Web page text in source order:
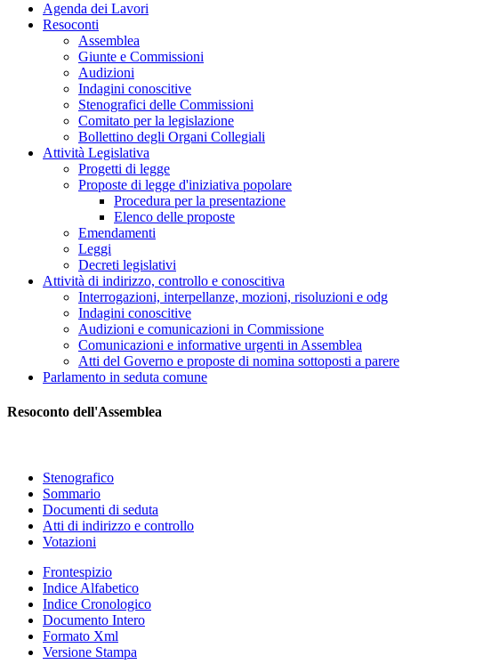
Agenda dei Lavori
Resoconti
Assemblea
Giunte e Commissioni
Audizioni
Indagini conoscitive
Stenografici delle Commissioni
Comitato per la legislazione
Bollettino degli Organi Collegiali
Attività Legislativa
Progetti di legge
Proposte di legge d'iniziativa popolare
Procedura per la presentazione
Elenco delle proposte
Emendamenti
Leggi
Decreti legislativi
Attività di indirizzo, controllo e conoscitiva
Interrogazioni, interpellanze, mozioni, risoluzioni e odg
Indagini conoscitive
Audizioni e comunicazioni in Commissione
Comunicazioni e informative urgenti in Assemblea
Atti del Governo e proposte di nomina sottoposti a parere
Parlamento in seduta comune
Resoconto dell'Assemblea
Stenografico
Sommario
Documenti di seduta
Atti di indirizzo e controllo
Votazioni
Frontespizio
Indice Alfabetico
Indice Cronologico
Documento Intero
Formato Xml
Versione Stampa